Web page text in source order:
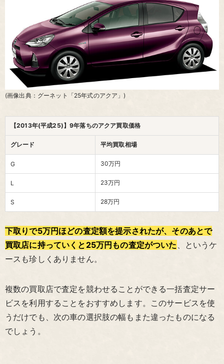
(画像出典：グーネット「25年式のアクア」)
【2013年(平成25)】9年落ちのアクア買取価格
グレード 平均買取相場
G 30万円
L 23万円
S 28万円
下取りで5万円ほどの査定額を提示されたが、そのあとで
買取店に持っていくと25万円もの査定がついた 、というケ
ースも珍しくありません。
複数の買取店で査定を競わせることができる一括査定サー
ビスを利用することをおすすめします。このサービスを使
うだけでも、次の車の選択肢の幅もまた違ったものになる
でしょう。